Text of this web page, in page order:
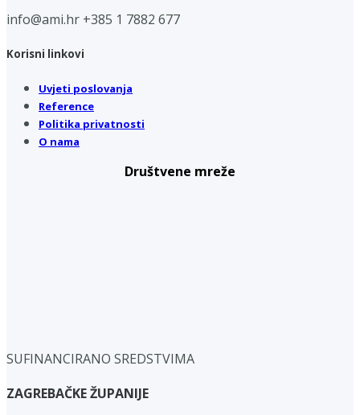
info@ami.hr +385 1 7882 677
Korisni linkovi
Uvjeti poslovanja
Reference
Politika privatnosti
O nama
Društvene mreže
SUFINANCIRANO SREDSTVIMA
ZAGREBAČKE ŽUPANIJE